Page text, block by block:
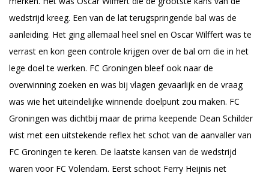
wedstrijd kreeg. Een van de lat terugspringende bal was de
aanleiding. Het ging allemaal heel snel en Oscar Wilffert was te
verrast en kon geen controle krijgen over de bal om die in het
lege doel te werken. FC Groningen bleef ook naar de
overwinning zoeken en was bij vlagen gevaarlijk en de vraag
was wie het uiteindelijke winnende doelpunt zou maken. FC
Groningen was dichtbij maar de prima keepende Dean Schilder
wist met een uitstekende reflex het schot van de aanvaller van
FC Groningen te keren. De laatste kansen van de wedstrijd
waren voor FC Volendam. Eerst schoot Ferry Heijnis net